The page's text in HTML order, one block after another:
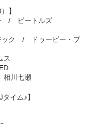
】
/ ビートルズ
ック / ドゥービー・ブ
ス
川七瀬
イム♪】